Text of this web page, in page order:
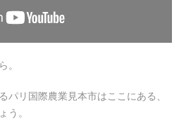
。
パリ国際農業見本市はここにある、
う。